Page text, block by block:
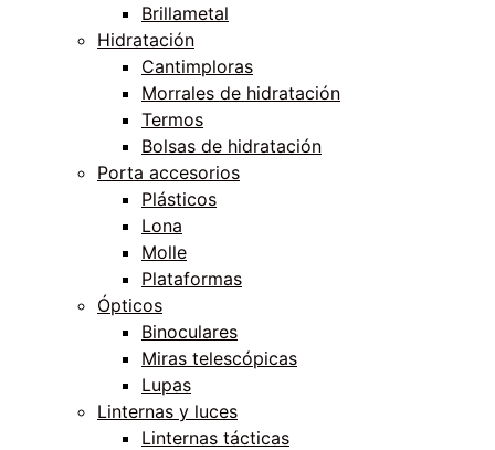
Brillametal
Hidratación
Cantimploras
Morrales de hidratación
Termos
Bolsas de hidratación
Porta accesorios
Plásticos
Lona
Molle
Plataformas
Ópticos
Binoculares
Miras telescópicas
Lupas
Linternas y luces
Linternas tácticas